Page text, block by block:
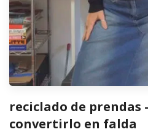
reciclado de prendas
convertirlo en falda